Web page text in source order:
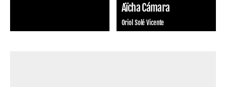
Aïcha Cámara
Oriol Solé Vicente